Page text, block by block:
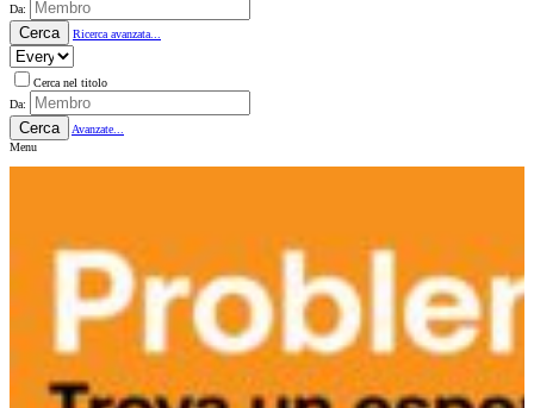
Da:
Cerca Ricerca avanzata...
Cerca nel titolo
Da:
Cerca
Avanzate...
Menu